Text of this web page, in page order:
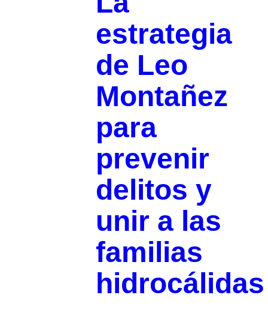
estrategia
de Leo
Montañez
para
prevenir
delitos y
unir a las
familias
hidrocálidas